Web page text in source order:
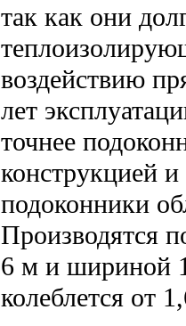
так как они
воздействию
лет
точнее
конструкцией
подоконники
Производятся
6 м и шириной
колеблется от